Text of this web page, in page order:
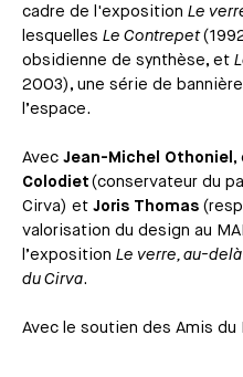
cadre de l'exposition Le
lesquelles Le Contrepet
obsidienne de synthèse, et
2003), une série de
l’espace.
Avec Jean-Michel Othoniel,
Colodiet(conservateur du
Cirva) et Joris Thomas
valorisation du design au
l’exposition Le verre, au-
du Cirva.
Avec le soutien des Amis du